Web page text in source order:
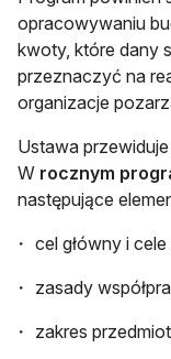
opracowywaniu
kwoty, które dany
przeznaczyć na
organizacje
Ustawa
W rocznym
następujące
cel główny i
zasady
zakres